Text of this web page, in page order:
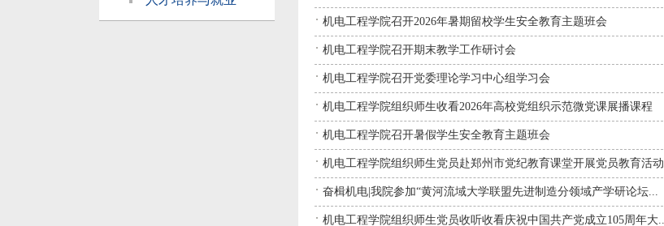
机电工程学院召开2026年暑期留校学生安全教育主题班会
机电工程学院召开期末教学工作研讨会
机电工程学院召开党委理论学习中心组学习会
机电工程学院组织师生收看2026年高校党组织示范微党课展播课程
机电工程学院召开暑假学生安全教育主题班会
机电工程学院组织师生党员赴郑州市党纪教育课堂开展党员教育活动
奋楫机电|我院参加“黄河流域大学联盟先进制造分领域产学研论坛...
机电工程学院组织师生党员收听收看庆祝中国共产党成立105周年大...